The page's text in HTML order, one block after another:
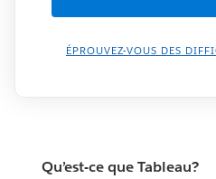
ÉPROUVEZ-VOUS DES
Qu’est-ce que Tableau?